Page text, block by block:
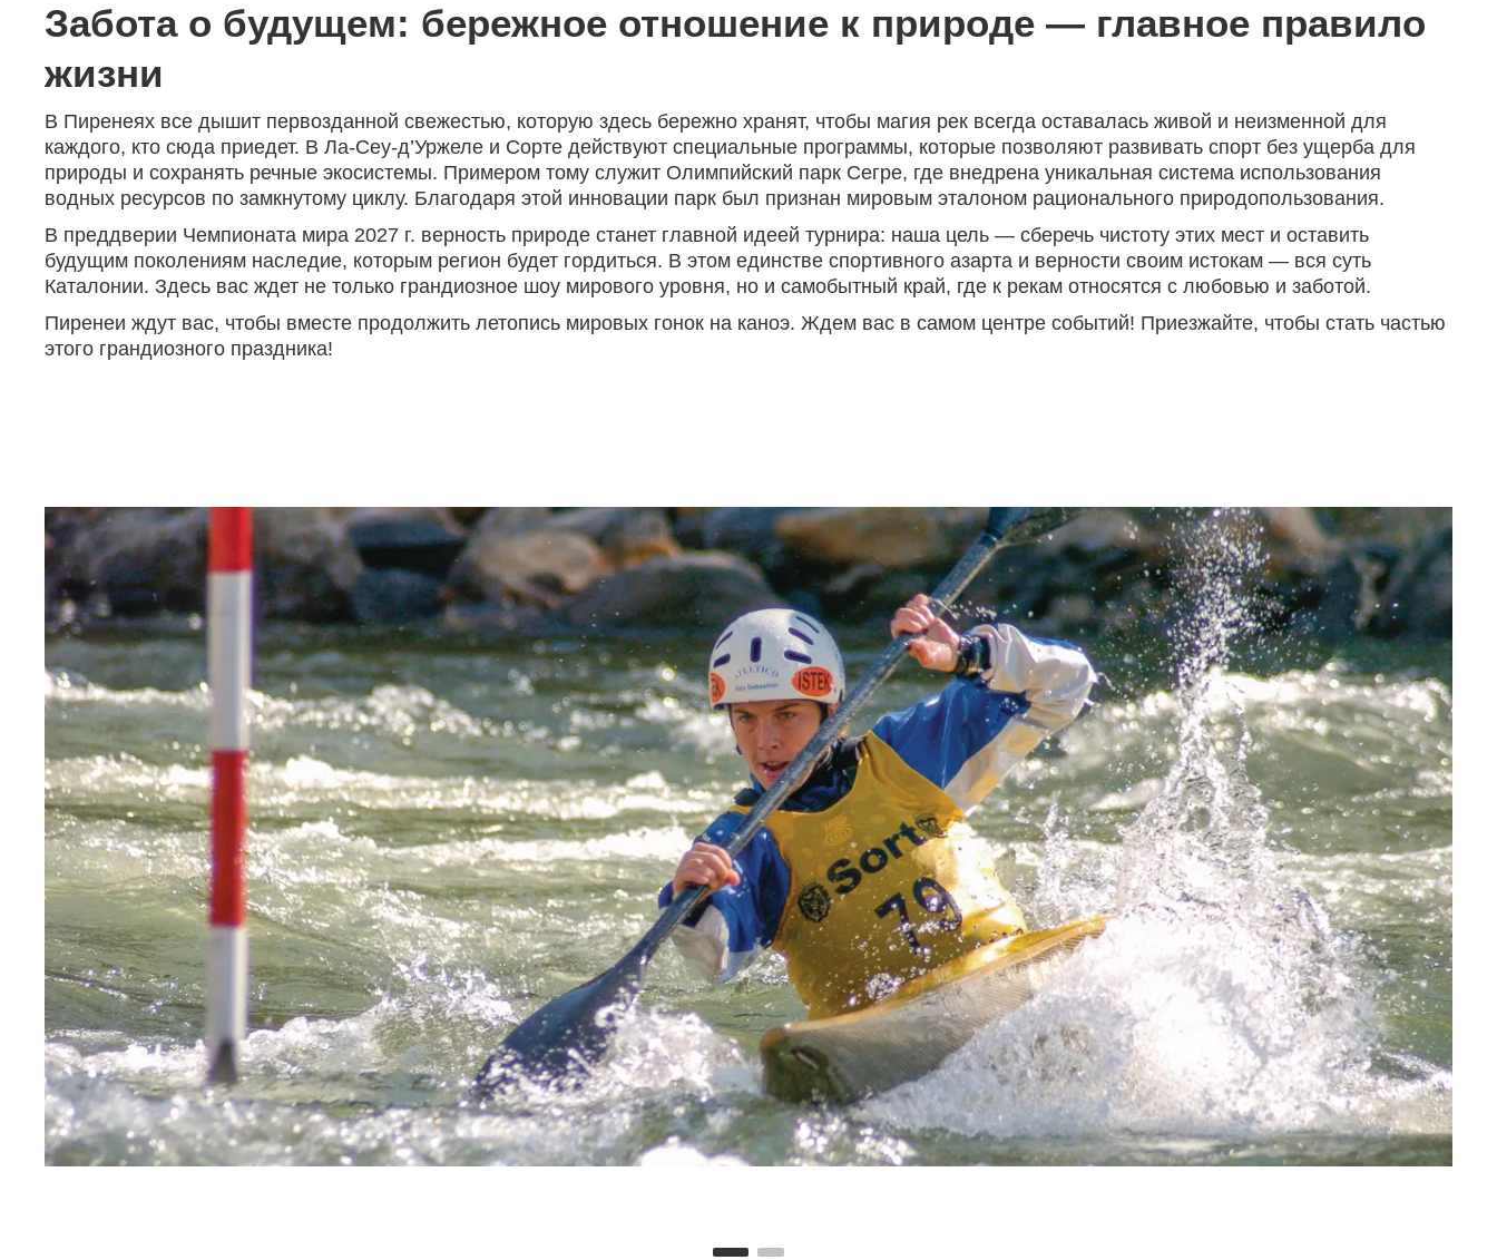
Забота о будущем: бережное отношение к природе — главное правило
жизни
В Пиренеях все дышит первозданной свежестью, которую здесь бережно хранят, чтобы магия рек всегда оставалась живой и неизменной для
каждого, кто сюда приедет. В Ла-Сеу-д’Уржеле и Сорте действуют специальные программы, которые позволяют развивать спорт без ущерба для
природы и сохранять речные экосистемы. Примером тому служит Олимпийский парк Сегре, где внедрена уникальная система использования
водных ресурсов по замкнутому циклу. Благодаря этой инновации парк был признан мировым эталоном рационального природопользования.
В преддверии Чемпионата мира 2027 г. верность природе станет главной идеей турнира: наша цель — сберечь чистоту этих мест и оставить
будущим поколениям наследие, которым регион будет гордиться. В этом единстве спортивного азарта и верности своим истокам — вся суть
Каталонии. Здесь вас ждет не только грандиозное шоу мирового уровня, но и самобытный край, где к рекам относятся с любовью и заботой.
Пиренеи ждут вас, чтобы вместе продолжить летопись мировых гонок на каноэ. Ждем вас в самом центре событий! Приезжайте, чтобы стать частью
этого грандиозного праздника!